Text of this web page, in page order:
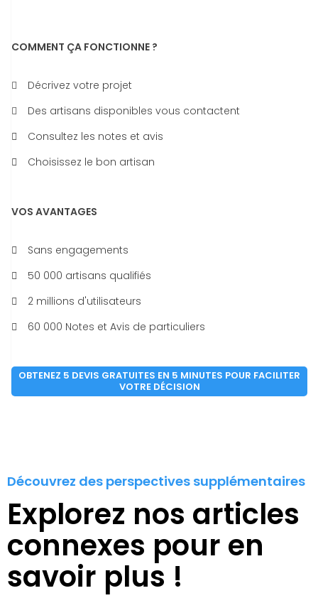
COMMENT ÇA FONCTIONNE ?
Décrivez votre projet
Des artisans disponibles vous contactent
Consultez les notes et avis
Choisissez le bon artisan
VOS AVANTAGES
Sans engagements
50 000 artisans qualifiés
2 millions d'utilisateurs
60 000 Notes et Avis de particuliers
OBTENEZ 5 DEVIS GRATUITES EN 5 MINUTES POUR FACILITER
VOTRE DÉCISION
Découvrez des perspectives supplémentaires
Explorez nos articles
connexes pour en
savoir plus !